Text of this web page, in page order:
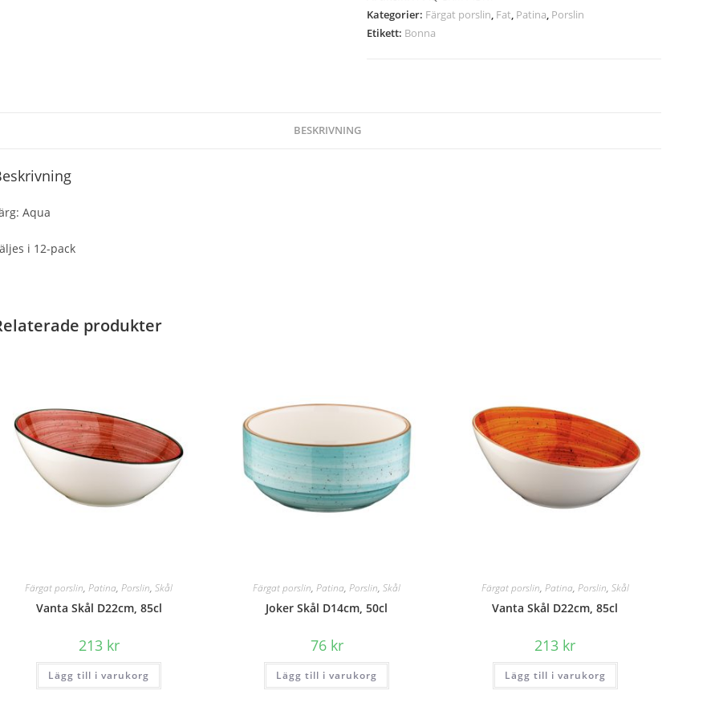
Kategorier: Färgat porslin, Fat, Patina, Porslin
Etikett: Bonna
BESKRIVNING
Aqua
i 12-pack
produkter
Färgat porslin,Patina,Porslin,Skål
Vanta Skål D22cm, 85cl
213 kr
Lägg till i varukorg
Färgat porslin,Patina,Porslin,Skål
Joker Skål D14cm, 50cl
76 kr
Lägg till i varukorg
Färgat porslin, Patina, Porslin, Skål
Vanta Skål D22cm, 85cl
213 kr
Lägg till i varukorg